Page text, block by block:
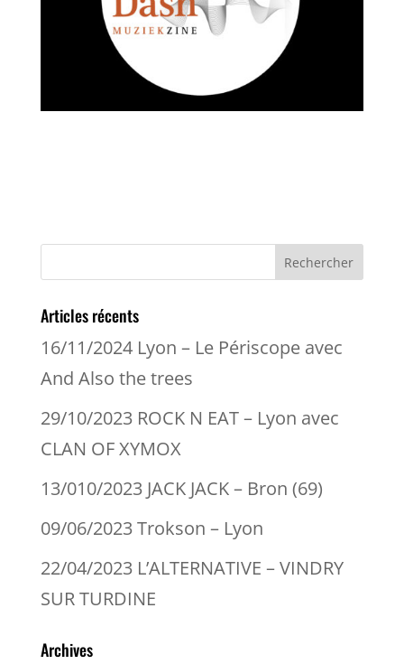
Articles récents
16/11/2024 Lyon – Le Périscope avec
And Also the trees
29/10/2023 ROCK N EAT – Lyon avec
CLAN OF XYMOX
13/010/2023 JACK JACK – Bron (69)
09/06/2023 Trokson – Lyon
22/04/2023 L’ALTERNATIVE – VINDRY
SUR TURDINE
Archives